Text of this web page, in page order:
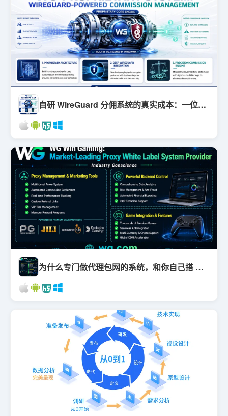
自研 WireGuard 分佣系统的真实成本：一位前CTO的血泪拆账单
为什么专门做代理包网的系统，和你自己搭 WireGuard 完全不是一回事